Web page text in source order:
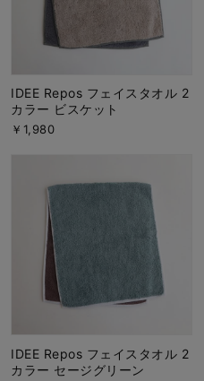
IDEE Repos フェイスタオル 2
カラー ビスケット
￥1,980
IDEE Repos フェイスタオル 2
カラー セージグリーン